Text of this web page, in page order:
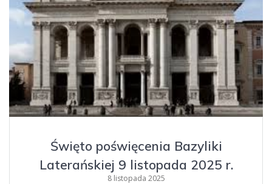
Święto poświęcenia Bazyliki
Laterańskiej 9 listopada 2025 r.
8 listopada 2025